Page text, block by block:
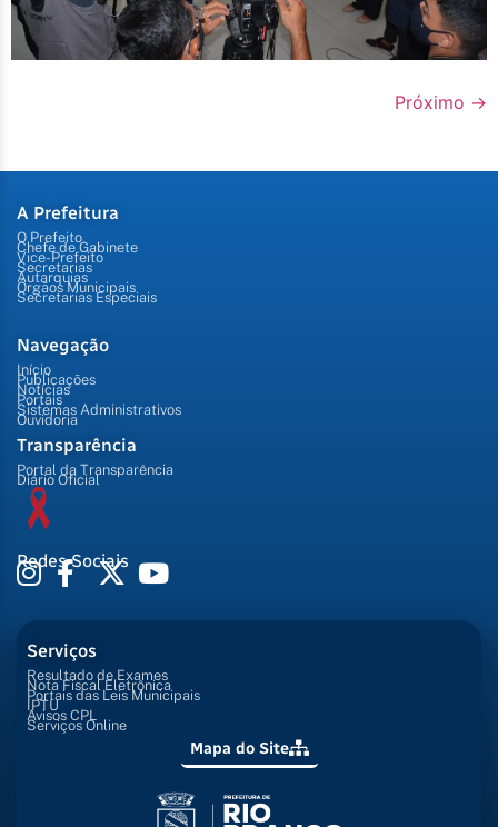
Próximo →
A Prefeitura
O Prefeito
Chefe de Gabinete
Vice-Prefeito
Secretarias
Autarquias
Órgãos Municipais
Secretarias Especiais
Navegação
Início
Publicações
Notícias
Portais
Sistemas Administrativos
Ouvidoria
Transparência
Portal da Transparência
Diário Oficial
Redes Sociais
Serviços
Resultado de Exames
Nota Fiscal Eletrônica
Portais das Leis Municipais
IPTU
Avisos CPL
Serviços Online
Mapa do Site